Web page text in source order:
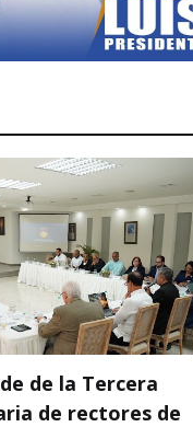
de la Tercera
de rectores de